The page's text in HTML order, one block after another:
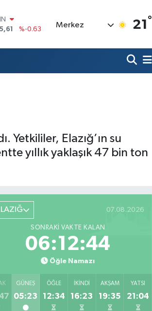
%0.16
%-0.02
Merkez 21 °
Yetkililer, Elazığ’ın su
yıllık yaklaşık 47 bin ton
07.08.2026
SONRAKI VAKTE KALAN
06:12:42
Öğle Namazı
GÜNEŞ
05:23
ÖĞLE
12:34
İKINDI
16:23
AKŞAM
19:35
YATSI
21:04